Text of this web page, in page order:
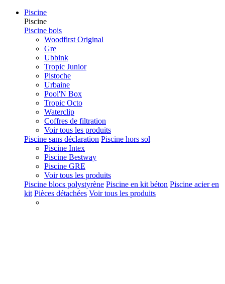
Piscine
Piscine
Piscine bois
Woodfirst Original
Gre
Ubbink
Tropic Junior
Pistoche
Urbaine
Pool'N Box
Tropic Octo
Waterclip
Coffres de filtration
Voir tous les produits
Piscine sans déclaration Piscine hors sol
Piscine Intex
Piscine Bestway
Piscine GRE
Voir tous les produits
Piscine blocs polystyrène Piscine en kit béton Piscine acier en
kit Pièces détachées Voir tous les produits